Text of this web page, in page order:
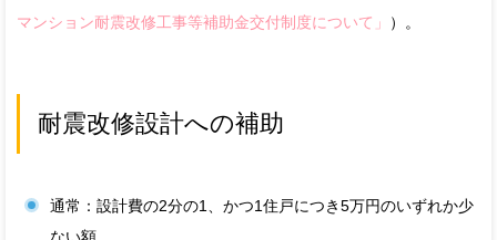
マンション耐震改修工事等補助金交付制度について」
）。
耐震改修設計への補助
通常：設計費の2分の1、かつ1住戸につき5万円のいずれか少